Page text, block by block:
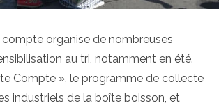
organise de nombreuses
au tri, notamment en été.
Compte », le programme de collecte
industriels de la boîte boisson, et